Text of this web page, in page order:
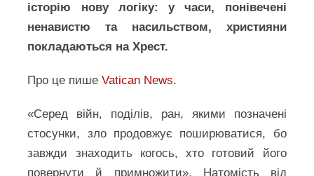
історію нову логіку: у часи, понівечені
ненавистю та насильством, християни
покладаються на Хрест.
Про це пишеVatican News.
«Серед війн, поділів, ран, якими позначені
стосунки, зло продовжує поширюватися, бо
завжди знаходить когось, хто готовий його
повернути й примножити». Натомість від